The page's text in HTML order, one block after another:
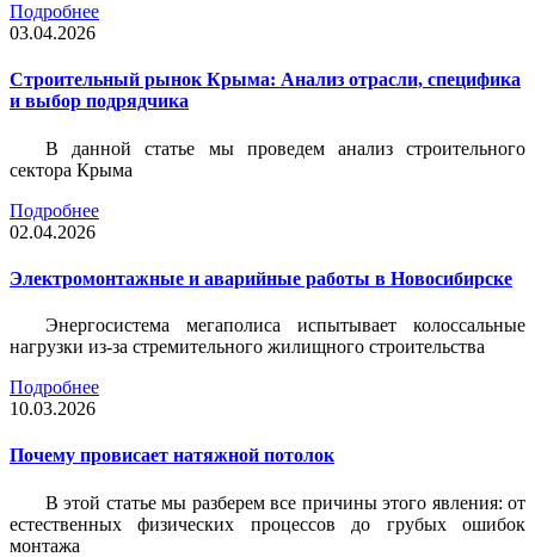
Подробнее
03.04.2026
Строительный рынок Крыма: Анализ отрасли, специфика
и выбор подрядчика
В данной статье мы проведем анализ строительного
сектора Крыма
Подробнее
02.04.2026
Электромонтажные и аварийные работы в Новосибирске
Энергосистема мегаполиса испытывает колоссальные
нагрузки из-за стремительного жилищного строительства
Подробнее
10.03.2026
Почему провисает натяжной потолок
В этой статье мы разберем все причины этого явления: от
естественных физических процессов до грубых ошибок
монтажа